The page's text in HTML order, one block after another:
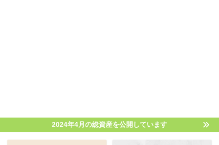
2024年4月の総資産を公開しています